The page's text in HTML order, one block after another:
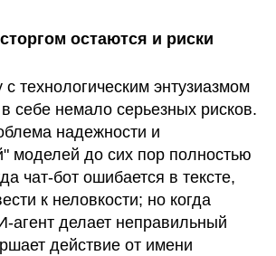
остаются и риски
технологическим энтузиазмом
себе немало серьезных рисков.
надежности и
моделей до сих пор полностью
чат-бот ошибается в тексте,
к неловкости; но когда
агент делает неправильный
действие от имени